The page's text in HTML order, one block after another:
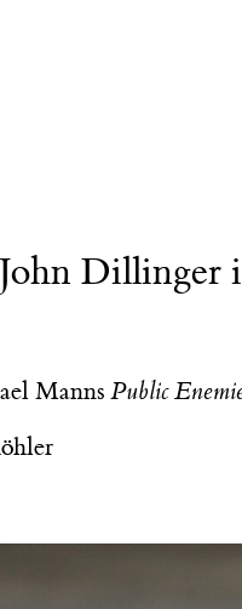
Dillinger
MannsPublic